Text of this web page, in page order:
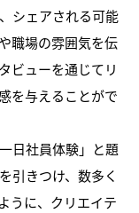
シェアされる可能
職場の雰囲気を伝
ビューを通じてリ
を与えることがで
日社員体験」と題
引きつけ、数多く
うに、クリエイテ